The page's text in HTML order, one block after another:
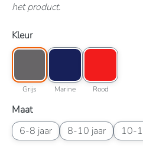
het product.
Selecteer
Kleur
Kleuroptie: Grijs
Grijs
Kleuroptie: Marine
Marine
Kleuroptie: Rood
Rood
Selecteer
Maat
6-8 jaar
Maatoptie: 6-8 jaar
8-10 jaar
Maatoptie: 8-10 jaar
10-